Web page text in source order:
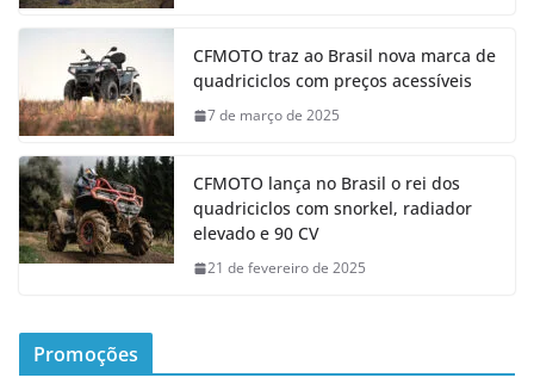
CFMOTO traz ao Brasil nova marca de
quadriciclos com preços acessíveis
7 de março de 2025
CFMOTO lança no Brasil o rei dos
quadriciclos com snorkel, radiador
elevado e 90 CV
21 de fevereiro de 2025
Promoções